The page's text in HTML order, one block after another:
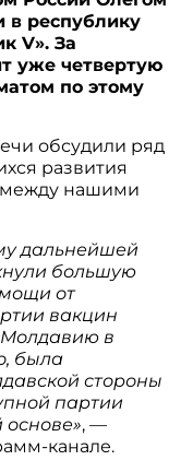
в республику
V». За
уже четвертую
по этому
обсудили ряд
развития
между нашими
дальнейшей
большую
от
вакцин
Молдавию в
была
стороны
партии
, —
канале.